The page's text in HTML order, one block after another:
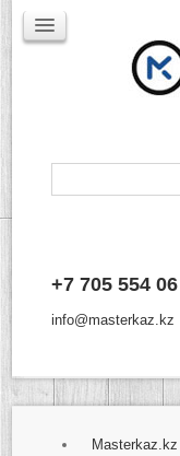
+7 705 554
info@masterkaz.kz
Доставка
Masterkaz.kz